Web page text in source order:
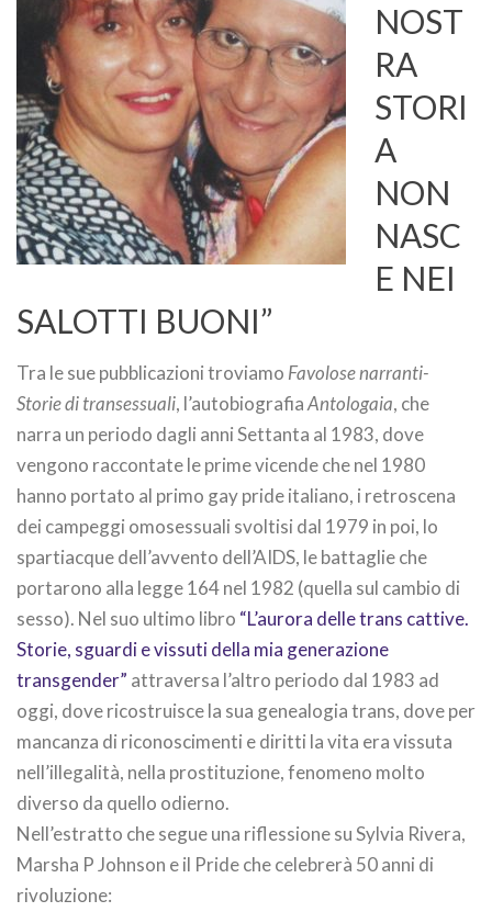
NOST
RA
STORI
A
NON
NASC
E NEI
SALOTTI BUONI”
Tra le sue pubblicazioni troviamo Favolose narranti-
Storie di transessuali, l’autobiografiaAntologaia, che
narra un periodo dagli anni Settanta al 1983, dove
vengono raccontate le prime vicende che nel 1980
hanno portato al primo gay pride italiano, i retroscena
dei campeggi omosessuali svoltisi dal 1979 in poi, lo
spartiacque dell’avvento dell’AIDS, le battaglie che
portarono alla legge 164 nel 1982 (quella sul cambio di
sesso). Nel suo ultimo libro “L’aurora delle trans cattive.
Storie, sguardi e vissuti della mia generazione
transgender” attraversa l’altro periodo dal 1983 ad
oggi, dove ricostruisce la sua genealogia trans, dove per
mancanza di riconoscimenti e diritti la vita era vissuta
nell’illegalità, nella prostituzione, fenomeno molto
diverso da quello odierno.
Nell’estratto che segue una riflessione su Sylvia Rivera,
Marsha P Johnson e il Pride che celebrerà 50 anni di
rivoluzione: